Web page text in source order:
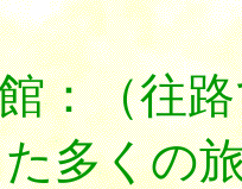
：（往
多くの